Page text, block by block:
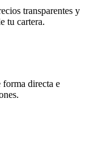
transparentes y
tu cartera.
forma directa e